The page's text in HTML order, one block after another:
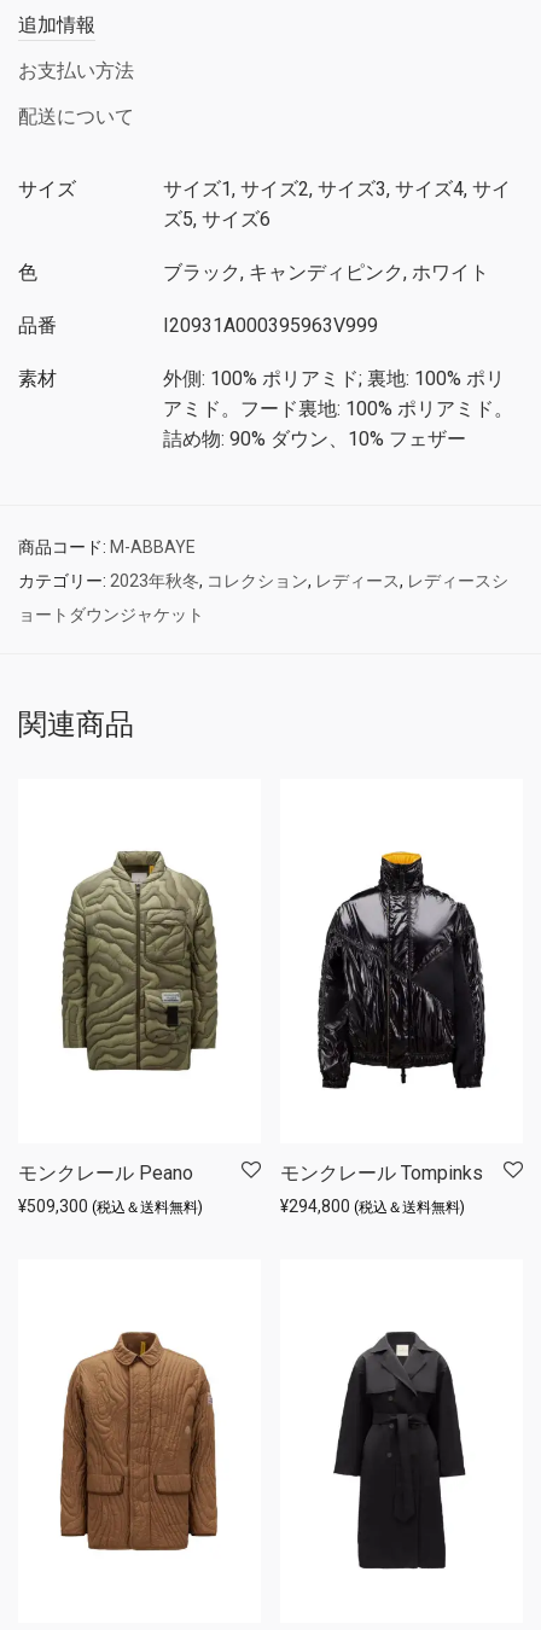
追加情報
お支払い方法
配送について
サイズ
サイズ1, サイズ2, サイズ3, サイズ4, サイ
ズ5, サイズ6
色 ブラック, キャンディピンク, ホワイト
品番 I20931A000395963V999
素材
外側: 100% ポリアミド; 裏地: 100% ポリ
アミド。フード裏地: 100% ポリアミド。
詰め物: 90% ダウン、10% フェザー
商品コード: M-ABBAYE
カテゴリー: 2023年秋冬, コレクション, レディース, レディースシ
ョートダウンジャケット
関連商品
モンクレール Peano
¥509,300 (税込＆送料無料)
モンクレール Tompinks
¥294,800 (税込＆送料無料)